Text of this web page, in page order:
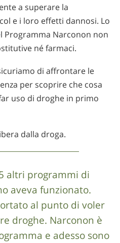
a superare la
e i loro effetti dannosi. Lo
Programma Narconon non
né farmaci.
di affrontare le
per scoprire che cosa
uso di droghe in primo
dalla droga.
altri programmi di
aveva funzionato.
al punto di voler
droghe. Narconon è
e adesso sono